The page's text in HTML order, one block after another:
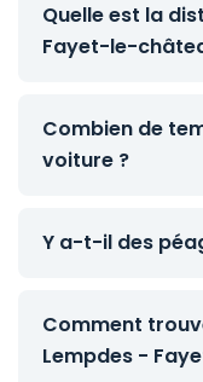
Quelle est la
Fayet-le-
Combien de
voiture ?
Y a-t-il des
Comment
Lempdes -